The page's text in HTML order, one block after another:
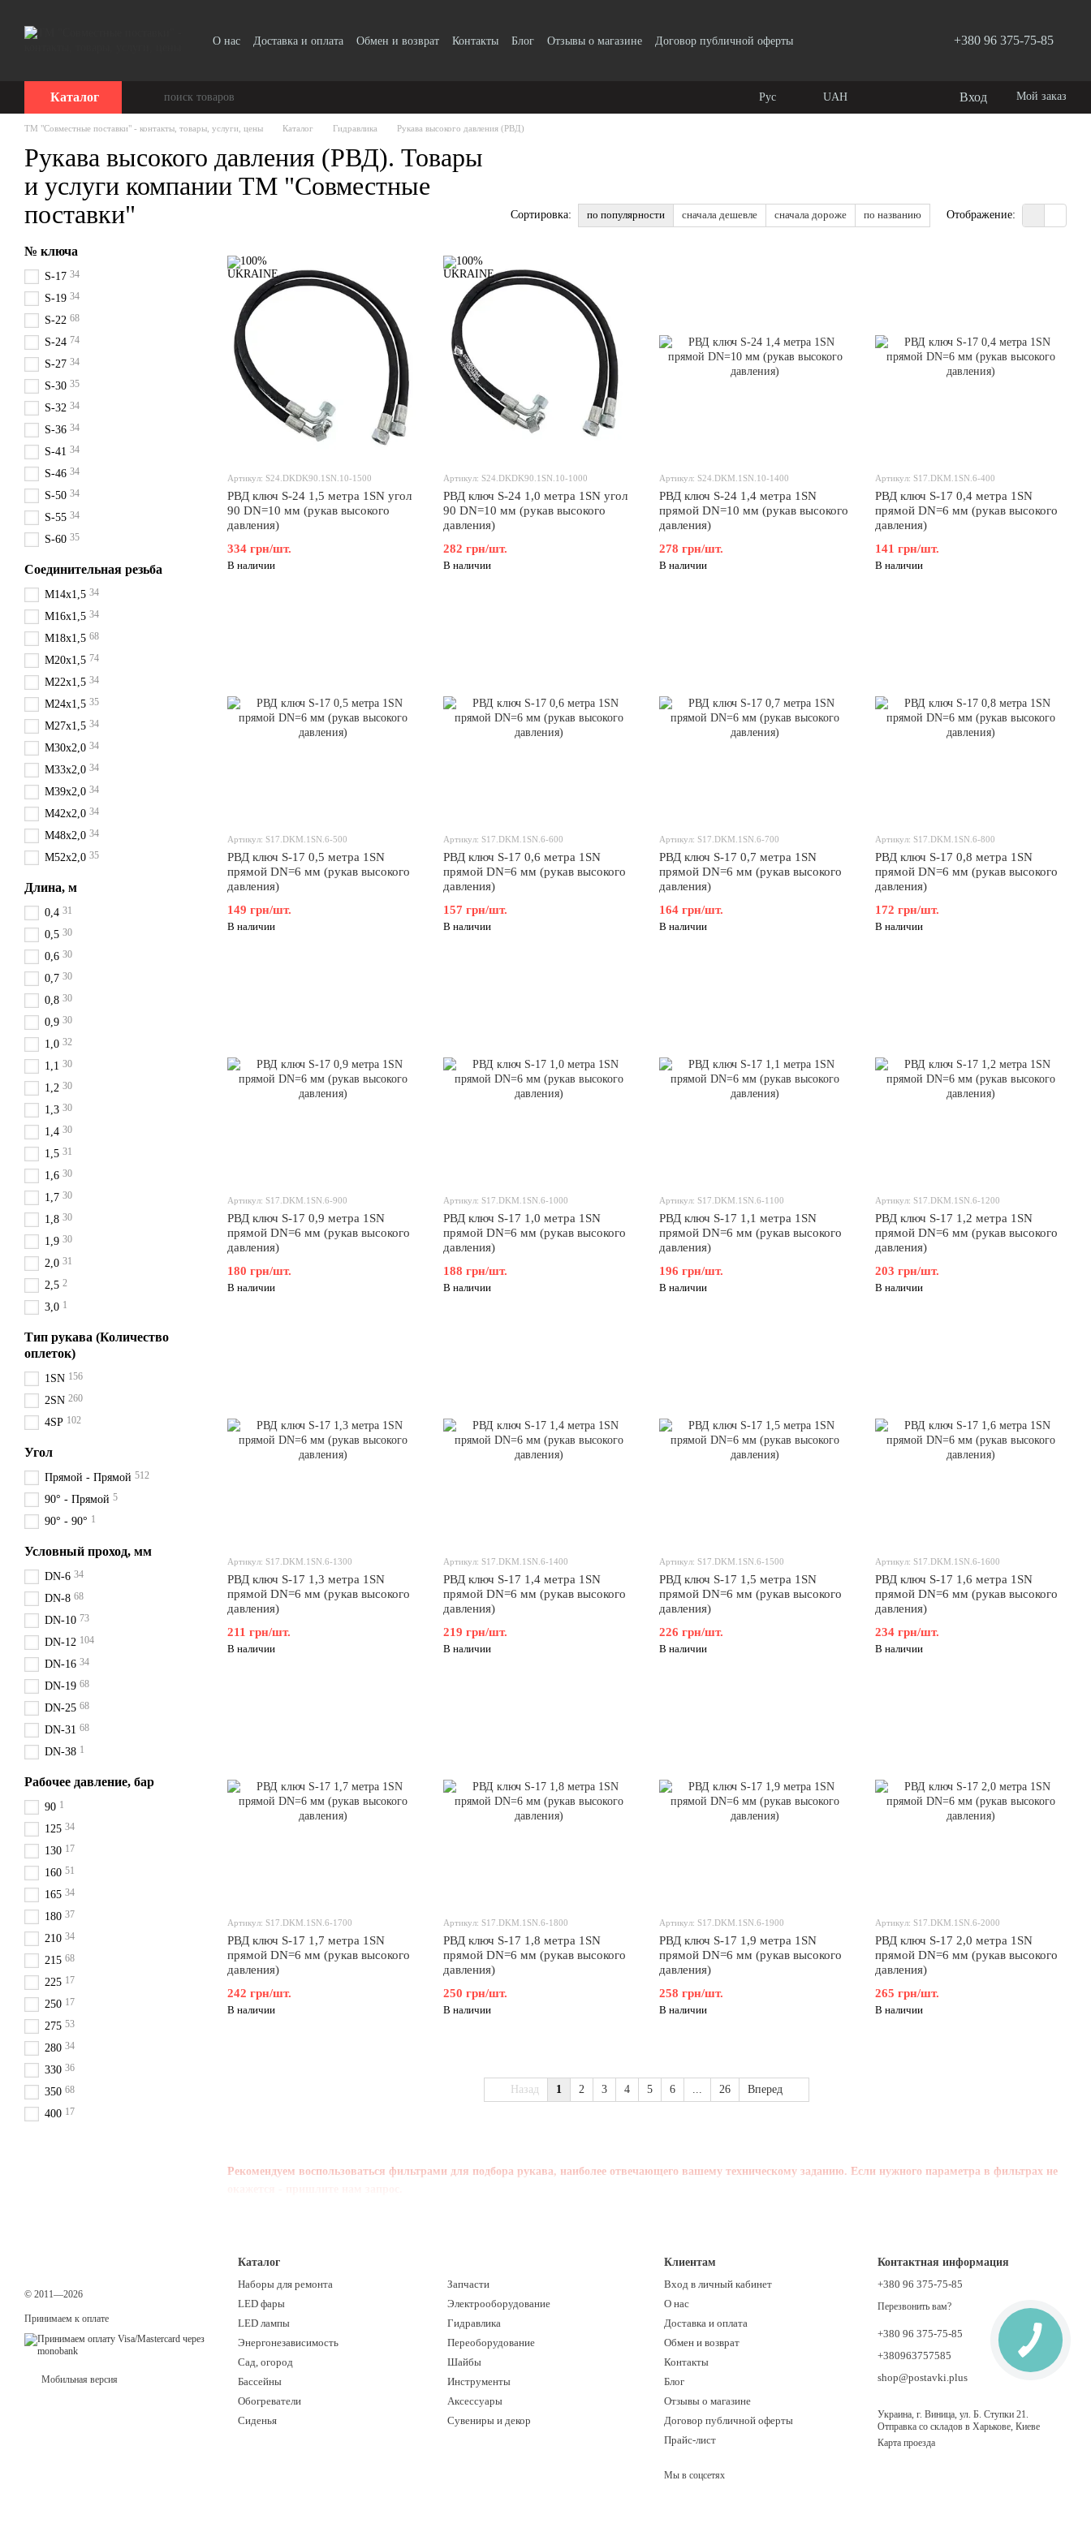
О нас Доставка и оплата Обмен и возврат Контакты Блог Отзывы о магазине
Договор публичной оферты
+380 96 375-75-85
Каталог Рус UAH Вход Мой заказ
ТМ "Совместные поставки" - контакты, товары, услуги, цены Каталог Гидравлика Рукава высокого давления (РВД)
Рукава высокого давления (РВД). Товары
и услуги компании ТМ "Совместные
поставки"
Сортировка: по популярности сначала дешевле сначала дороже по названию Отображение:
Рекомендуем воспользоваться фильтрами для подбора рукава, наиболее отвечающего вашему техническому заданию. Если нужного параметра в фильтрах не
Артикул: S24.DKDK90.1SN.10-1500
РВД ключ S-24 1,5 метра 1SN угол
90 DN=10 мм (рукав высокого
давления)
334 грн/шт.
В наличии
Артикул: S24.DKDK90.1SN.10-1000
РВД ключ S-24 1,0 метра 1SN угол
90 DN=10 мм (рукав высокого
давления)
282 грн/шт.
В наличии
Артикул: S24.DKM.1SN.10-1400
РВД ключ S-24 1,4 метра 1SN
прямой DN=10 мм (рукав высокого
давления)
278 грн/шт.
В наличии
Артикул: S17.DKM.1SN.6-400
РВД ключ S-17 0,4 метра 1SN
прямой DN=6 мм (рукав высокого
давления)
141 грн/шт.
В наличии
Артикул: S17.DKM.1SN.6-500
РВД ключ S-17 0,5 метра 1SN
прямой DN=6 мм (рукав высокого
давления)
149 грн/шт.
В наличии
Артикул: S17.DKM.1SN.6-600
РВД ключ S-17 0,6 метра 1SN
прямой DN=6 мм (рукав высокого
давления)
157 грн/шт.
В наличии
Артикул: S17.DKM.1SN.6-700
РВД ключ S-17 0,7 метра 1SN
прямой DN=6 мм (рукав высокого
давления)
164 грн/шт.
В наличии
Артикул: S17.DKM.1SN.6-800
РВД ключ S-17 0,8 метра 1SN
прямой DN=6 мм (рукав высокого
давления)
172 грн/шт.
В наличии
Артикул: S17.DKM.1SN.6-900
РВД ключ S-17 0,9 метра 1SN
прямой DN=6 мм (рукав высокого
давления)
180 грн/шт.
В наличии
Артикул: S17.DKM.1SN.6-1000
РВД ключ S-17 1,0 метра 1SN
прямой DN=6 мм (рукав высокого
давления)
188 грн/шт.
В наличии
Артикул: S17.DKM.1SN.6-1100
РВД ключ S-17 1,1 метра 1SN
прямой DN=6 мм (рукав высокого
давления)
196 грн/шт.
В наличии
Артикул: S17.DKM.1SN.6-1200
РВД ключ S-17 1,2 метра 1SN
прямой DN=6 мм (рукав высокого
давления)
203 грн/шт.
В наличии
Артикул: S17.DKM.1SN.6-1300
РВД ключ S-17 1,3 метра 1SN
прямой DN=6 мм (рукав высокого
давления)
211 грн/шт.
В наличии
Артикул: S17.DKM.1SN.6-1400
РВД ключ S-17 1,4 метра 1SN
прямой DN=6 мм (рукав высокого
давления)
219 грн/шт.
В наличии
Артикул: S17.DKM.1SN.6-1500
РВД ключ S-17 1,5 метра 1SN
прямой DN=6 мм (рукав высокого
давления)
226 грн/шт.
В наличии
Артикул: S17.DKM.1SN.6-1600
РВД ключ S-17 1,6 метра 1SN
прямой DN=6 мм (рукав высокого
давления)
234 грн/шт.
В наличии
Артикул: S17.DKM.1SN.6-1700
РВД ключ S-17 1,7 метра 1SN
прямой DN=6 мм (рукав высокого
давления)
242 грн/шт.
В наличии
Артикул: S17.DKM.1SN.6-1800
РВД ключ S-17 1,8 метра 1SN
прямой DN=6 мм (рукав высокого
давления)
250 грн/шт.
В наличии
Артикул: S17.DKM.1SN.6-1900
РВД ключ S-17 1,9 метра 1SN
прямой DN=6 мм (рукав высокого
давления)
258 грн/шт.
В наличии
Артикул: S17.DKM.1SN.6-2000
РВД ключ S-17 2,0 метра 1SN
прямой DN=6 мм (рукав высокого
давления)
265 грн/шт.
В наличии
Назад 1 2 3 4 5 6 ... 26 Вперед
№ ключа
S-17 34
S-19 34
S-22 68
S-24 74
S-27 34
S-30 35
S-32 34
S-36 34
S-41 34
S-46 34
S-50 34
S-55 34
S-60 35
Соединительная резьба
М14х1,5 34
М16х1,5 34
М18х1,5 68
М20х1,5 74
М22х1,5 34
М24х1,5 35
М27х1,5 34
М30х2,0 34
М33х2,0 34
М39х2,0 34
М42х2,0 34
М48х2,0 34
М52х2,0 35
Длина, м
0,4 31
0,5 30
0,6 30
0,7 30
0,8 30
0,9 30
1,0 32
1,1 30
1,2 30
1,3 30
1,4 30
1,5 31
1,6 30
1,7 30
1,8 30
1,9 30
2,0 31
2,5 2
3,0 1
Тип рукава (Количество
оплеток)
1SN 156
2SN 260
4SP 102
Угол
Прямой - Прямой 512
90° - Прямой 5
90° - 90° 1
Условный проход, мм
DN-6 34
DN-8 68
DN-10 73
DN-12 104
DN-16 34
DN-19 68
DN-25 68
DN-31 68
DN-38 1
Рабочее давление, бар
90 1
125 34
130 17
160 51
165 34
180 37
210 34
215 68
225 17
250 17
275 53
280 34
330 36
350 68
400 17
© 2011—2026
Принимаем к оплате
Мобильная версия
Каталог
Наборы для ремонта
LED фары
LED лампы
Энергонезависимость
Сад, огород
Бассейны
Обогреватели
Сиденья
Запчасти
Электрооборудование
Гидравлика
Переоборудование
Шайбы
Инструменты
Аксессуары
Сувениры и декор
Клиентам
Вход в личный кабинет
О нас
Доставка и оплата
Обмен и возврат
Контакты
Блог
Отзывы о магазине
Договор публичной оферты
Прайс-лист
Мы в соцсетях
Контактная информация
+380 96 375-75-85
Перезвонить вам?
+380 96 375-75-85
+380963757585
shop@postavki.plus
Украина, г. Виница, ул. Б. Ступки 21.
Отправка со складов в Харькове, Киеве
Карта проезда